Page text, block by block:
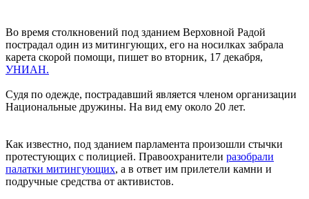
Во время столкновений под зданием Верховной Радой
пострадал один из митингующих, его на носилках забрала
карета скорой помощи, пишет во вторник, 17 декабря,
УНИАН.
Судя по одежде, пострадавший является членом организации
Национальные дружины. На вид ему около 20 лет.
Как известно, под зданием парламента произошли стычки
протестующих с полицией. Правоохранители разобрали
палатки митингующих, а в ответ им прилетели камни и
подручные средства от активистов.